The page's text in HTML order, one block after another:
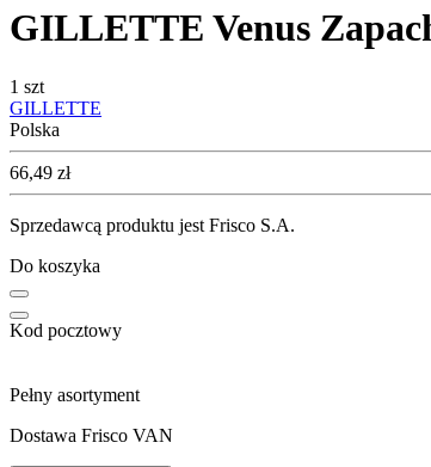
GILLETTE Venus
1 szt
GILLETTE
Polska
Cena
66,49 zł
Sprzedawcą produktu jest Frisco S.A.
Do koszyka
Kod pocztowy
Pełny asortyment
Dostawa Frisco VAN